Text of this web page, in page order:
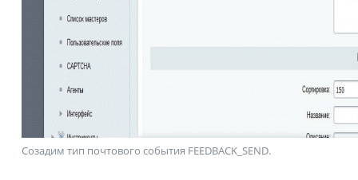
Cозадим тип почтового события FEEDBACK_SEND.